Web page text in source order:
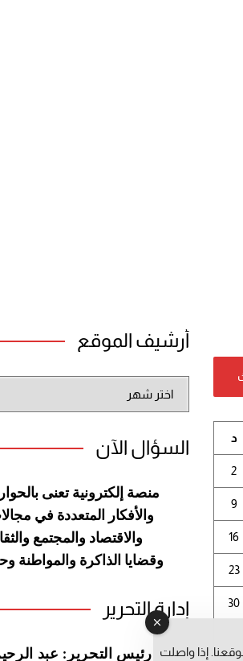
د
2
9
16
23
30
أرشيف الموقع
الموقع
السؤال الآن
منصة إلكترونية تعنى
والأفكار المتعددة في
والاقتصاد والمجتمع
وقضايا الذاكرة والمواطنة
إدارة التحرير
رئيس التحرير: عبد إذا واصلت